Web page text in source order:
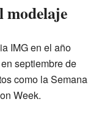
modelaje
IMG en el año
septiembre de
como la Semana
Week.